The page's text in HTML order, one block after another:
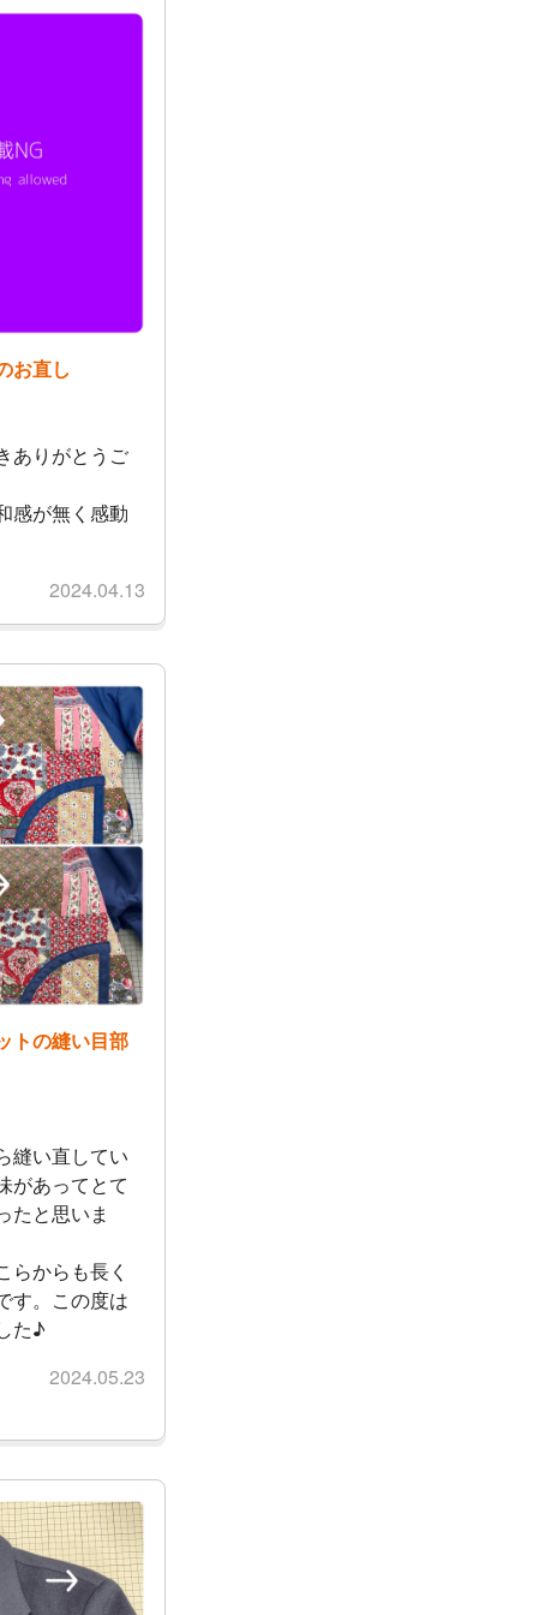
お直し
ありがとうご
感が無く感動
2024.04.13
トの縫い目部
縫い直してい
があってとて
たと思いま
らからも長く
す。この度は
た♪
2024.05.23